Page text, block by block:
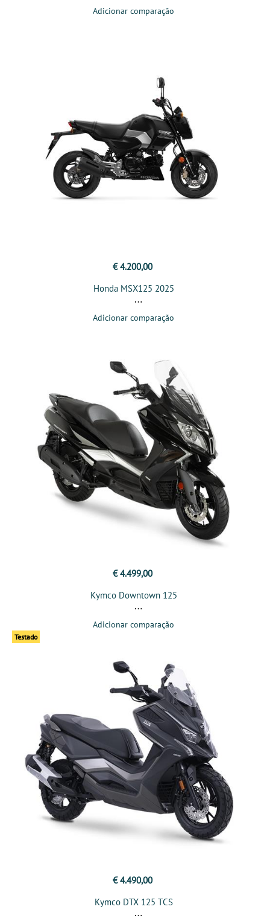
Adicionar comparação
€ 4.200,00
Honda MSX125 2025
Adicionar comparação
€ 4.499,00
Kymco Downtown 125
Adicionar comparação
Testado
€ 4.490,00
Kymco DTX 125 TCS